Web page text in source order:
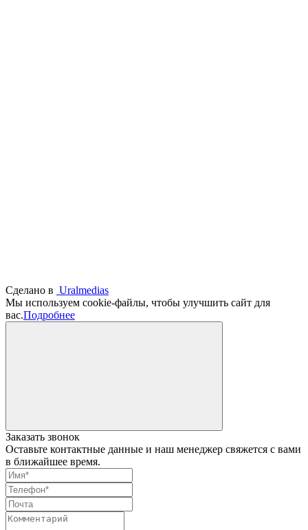
Сделано в Uralmedias
Мы используем cookie-файлы, чтобы улучшить сайт для
вас.Подробнее
Заказать звонок
Оставьте контактные данные и наш менеджер свяжется с вами
в ближайшее время.